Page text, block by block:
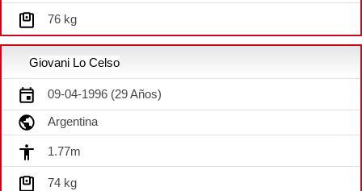
76 kg
Giovani Lo Celso
09-04-1996 (29 Años)
Argentina
1.77m
74 kg